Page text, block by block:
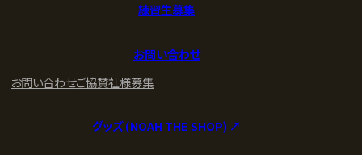
練習生募集
お問い合わせ
お問い合わせご協賛社様募集
グッズ (NOAH THE SHOP) ↗︎